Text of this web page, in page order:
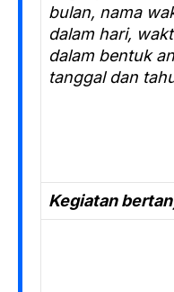
bulan, nama
dalam hari,
dalam bentuk
tanggal dan
Kegiatan